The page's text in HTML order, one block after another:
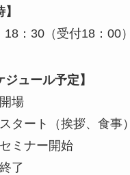
：30（受付18：00）
ジュール予定】
場
タート（挨拶、食事）
ミナー開始
了